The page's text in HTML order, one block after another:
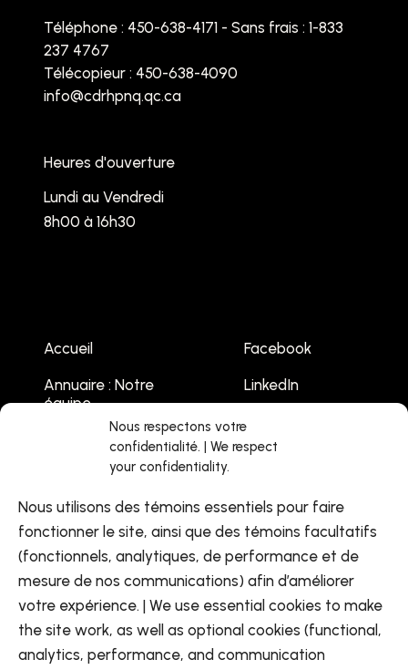
Nous respectons votre
confidentialité. | We respect
your confidentiality.
Nous utilisons des témoins essentiels pour faire
fonctionner le site, ainsi que des témoins facultatifs
(fonctionnels, analytiques, de performance et de
mesure de nos communications) afin d’améliorer
votre expérience. | We use essential cookies to make
the site work, as well as optional cookies (functional,
analytics, performance, and communication
Téléphone : 450-638-4171 - Sans frais : 1-833
237 4767
Télécopieur : 450-638-4090
info@cdrhpnq.qc.ca
Heures d'ouverture
Lundi au Vendredi
8h00 à 16h30
Accueil
Annuaire : Notre
équipe
Contactez-nous
Facebook
LinkedIn
Youtube
FR